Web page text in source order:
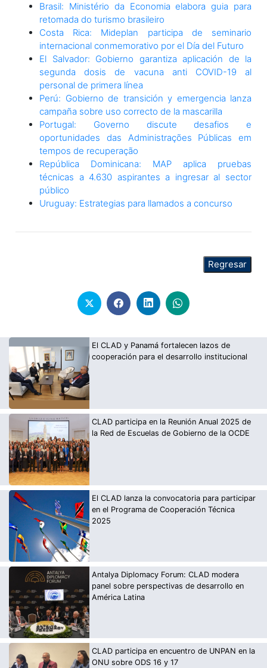
Brasil: Ministério da Economia elabora guia para
retomada do turismo brasileiro
Costa Rica: Mideplan participa de seminario
internacional conmemorativo por el Día del Futuro
El Salvador: Gobierno garantiza aplicación de la
segunda dosis de vacuna anti COVID-19 al
personal de primera línea
Perú: Gobierno de transición y emergencia lanza
campaña sobre uso correcto de la mascarilla
Portugal: Governo discute desafios e
oportunidades das Administrações Públicas em
tempos de recuperação
República Dominicana: MAP aplica pruebas
técnicas a 4.630 aspirantes a ingresar al sector
público
Uruguay: Estrategias para llamados a concurso
El CLAD y Panamá fortalecen lazos de
cooperación para el desarrollo institucional
CLAD participa en la Reunión Anual 2025 de
la Red de Escuelas de Gobierno de la OCDE
El CLAD lanza la convocatoria para participar
en el Programa de Cooperación Técnica
2025
Antalya Diplomacy Forum: CLAD modera
panel sobre perspectivas de desarrollo en
América Latina
CLAD participa en encuentro de UNPAN en la
ONU sobre ODS 16 y 17